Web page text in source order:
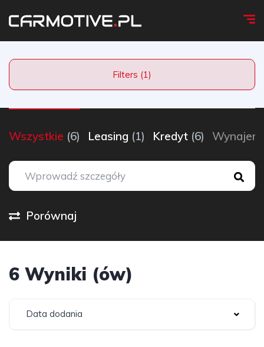
Filters (1)
Wszystkie (6) Leasing (1) Kredyt (6) Wynajem
Porównaj
6 Wyniki (ów)
Data dodania